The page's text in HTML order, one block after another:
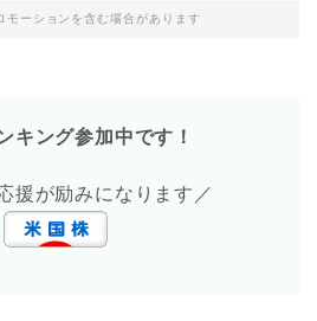
モーションを含む場合があります
キング参加中です！
援が励みになります／